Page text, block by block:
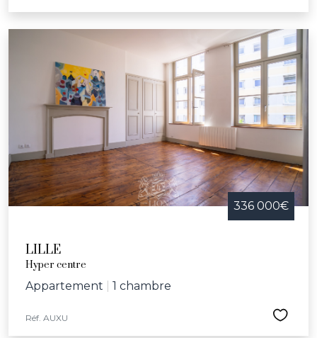
336 000€
LILLE
Hyper centre
Appartement 1 chambre
Réf. AUXU